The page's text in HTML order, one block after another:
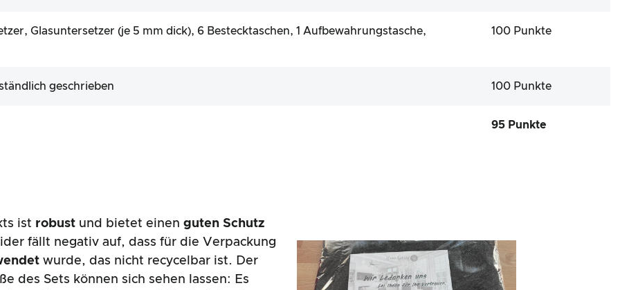
Glasuntersetzer (je 5 mm dick), 6 Bestecktaschen, 1 Aufbewahrungstasche,
100 Punkte
geschrieben 100 Punkte
95 Punkte
ist robust und bietet einenguten Schutz
fällt negativ auf, dass für die Verpackung
wurde, das nicht recycelbar ist. Der
des Sets können sich sehen lassen: Es